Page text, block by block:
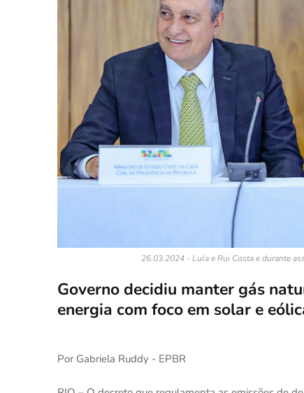
26.03.2024 - Lula e Rui Costa e durante
Governo decidiu manter gás
energia com foco em solar e
Por Gabriela Ruddy - EPBR